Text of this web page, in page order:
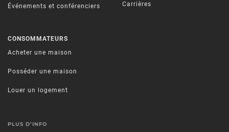
Événements et conférenciers
CONSOMMATEURS
Acheter une maison
Posséder une maison
Louer un logement
Carrières
PLUS D’INFO